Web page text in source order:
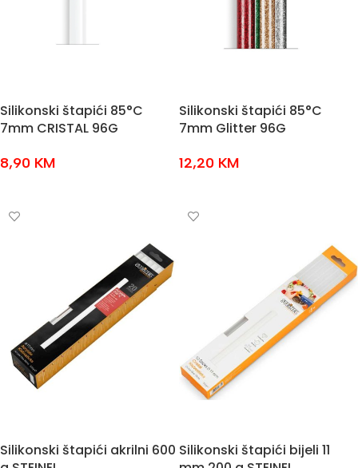
Silikonski štapići 85°C
7mm CRISTAL 96G
8,90 KM
Silikonski štapići 85°C
7mm Glitter 96G
12,20 KM
Silikonski štapići akrilni 600 Silikonski štapići bijeli 11